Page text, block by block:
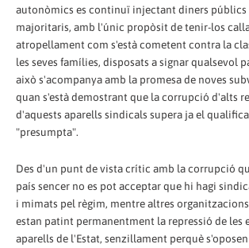
autonòmics es continuï injectant diners públics
majoritaris, amb l'únic propòsit de tenir-los
atropellament com s'està cometent contra la
les seves famílies, disposats a signar qualsevol
això s'acompanya amb la promesa de noves
quan s'està demostrant que la corrupció d'alts
d'aquests aparells sindicals supera ja el
"presumpta".
Des d'un punt de vista crític amb la corrupció
país sencer no es pot acceptar que hi hagi
i mimats pel règim, mentre altres
estan patint permanentment la repressió de les
aparells de l'Estat, senzillament perquè